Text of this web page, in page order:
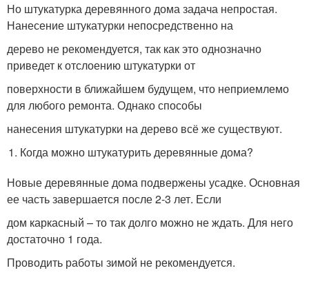
Но штукатурка деревянного дома задача непростая.
Нанесение штукатурки непосредственно на
дерево не рекомендуется, так как это однозначно
приведет к отслоению штукатурки от
поверхности в ближайшем будущем, что неприемлемо
для любого ремонта. Однако способы
нанесения штукатурки на дерево всё же существуют.
Когда можно штукатурить деревянные дома?
Новые деревянные дома подвержены усадке. Основная
ее часть завершается после 2-3 лет. Если
дом каркасный – то так долго можно не ждать. Для него
достаточно 1 года.
Проводить работы зимой не рекомендуется.